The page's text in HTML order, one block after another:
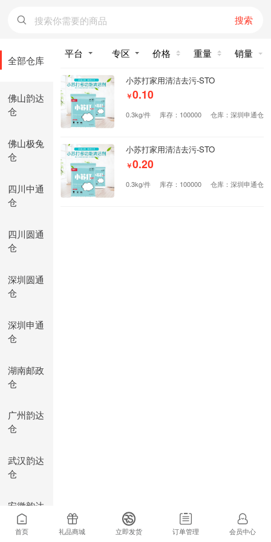
搜索
全部仓库
佛山韵达
仓
佛山极兔
仓
四川中通
仓
四川圆通
仓
深圳圆通
仓
深圳申通
仓
湖南邮政
仓
广州韵达
仓
武汉韵达
仓
安徽韵达
仓
价格 重量 销量
小苏打家用清洁去污-STO
￥0.10
0.3kg/件 库存：100000 仓库：深圳申通仓
小苏打家用清洁去污-STO
￥0.20
0.3kg/件 库存：100000 仓库：深圳申通仓
首页 礼品商城 立即发货 订单管理 会员中心